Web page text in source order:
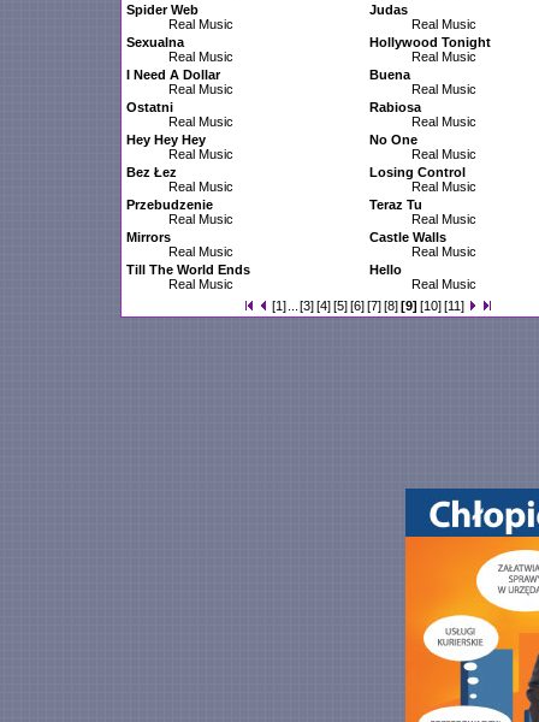
Spider Web
Real Music
Judas
Real Music
Sexualna
Real Music
Hollywood Tonight
Real Music
I Need A Dollar
Real Music
Buena
Real Music
Ostatni
Real Music
Rabiosa
Real Music
Hey Hey Hey
Real Music
No One
Real Music
Bez Łez
Real Music
Losing Control
Real Music
Przebudzenie
Real Music
Teraz Tu
Real Music
Mirrors
Real Music
Castle Walls
Real Music
Till The World Ends
Real Music
Hello
Real Music
[1]
[3][4][5][6][7][8][9] [10][11]